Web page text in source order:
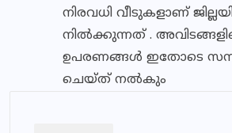
നിരവധി വീടുകളാണ്
നിൽക്കുന്നത് .
ഉപരണങ്ങൾ ഇതോടെ
ചെയ്ത് നൽകും